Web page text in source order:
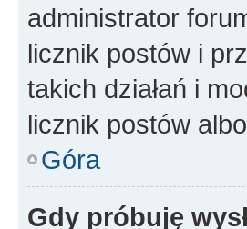
administrator
licznik postów i
takich działań i
licznik postów
Góra
Gdy próbuję